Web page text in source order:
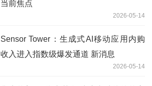
当前焦点
2026-05-14
Sensor Tower：生成式AI移动应用内购
收入进入指数级爆发通道 新消息
2026-05-14